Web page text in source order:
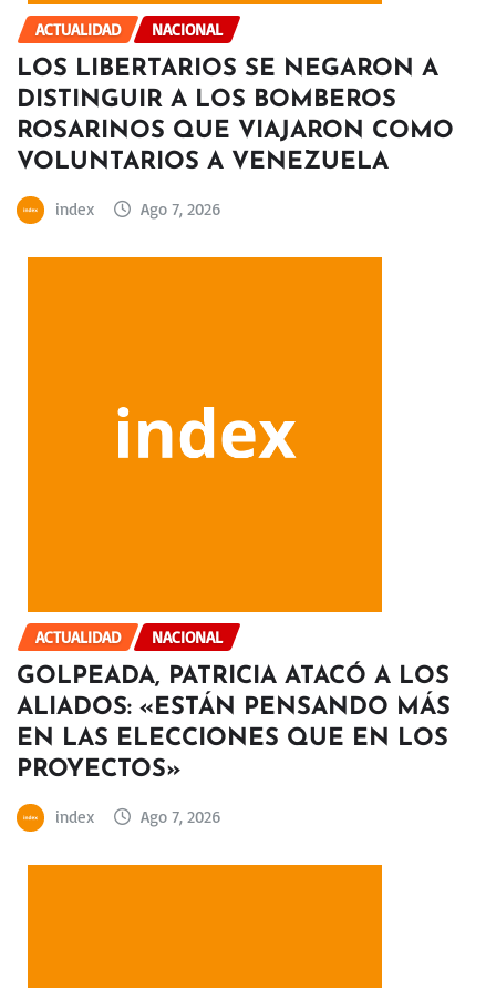
ACTUALIDAD NACIONAL
LOS LIBERTARIOS SE NEGARON A
DISTINGUIR A LOS BOMBEROS
ROSARINOS QUE VIAJARON COMO
VOLUNTARIOS A VENEZUELA
index Ago 7, 2026
ACTUALIDAD NACIONAL
GOLPEADA, PATRICIA ATACÓ A LOS
ALIADOS: «ESTÁN PENSANDO MÁS
EN LAS ELECCIONES QUE EN LOS
PROYECTOS»
index Ago 7, 2026